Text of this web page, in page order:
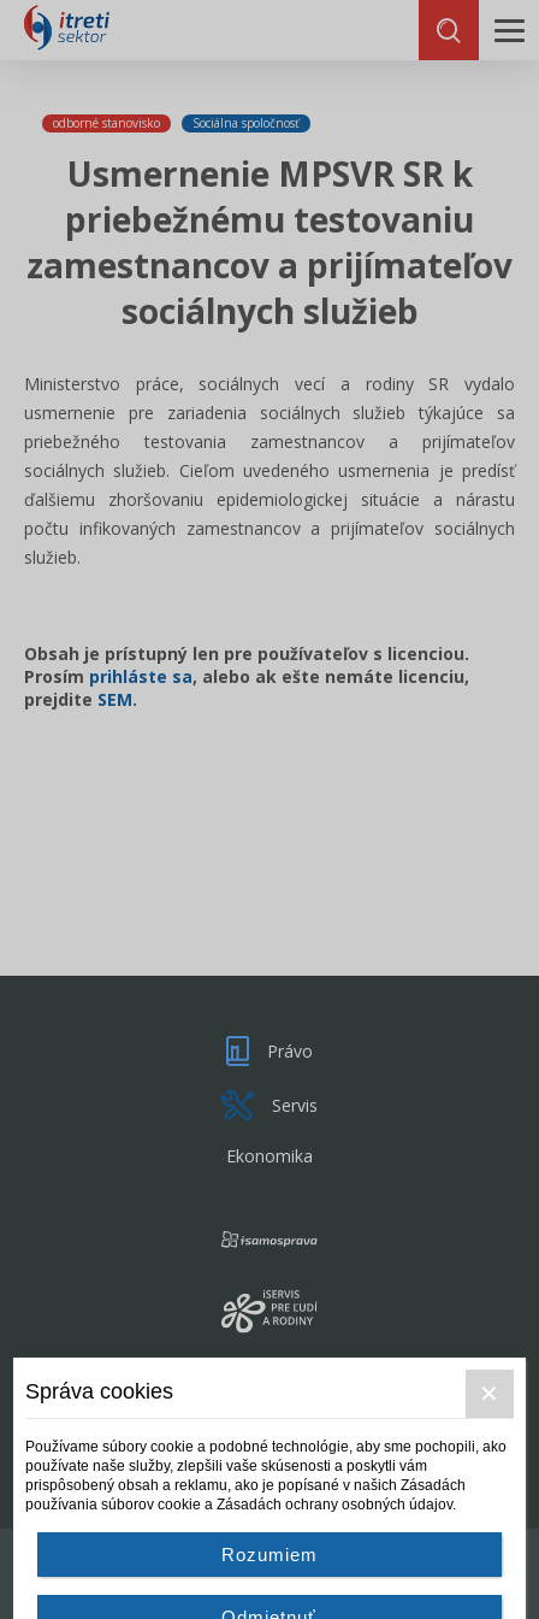
odborné stanovisko Sociálna spoločnosť
Usmernenie MPSVR SR k
priebežnému testovaniu
zamestnancov a prijímateľov
sociálnych služieb
Ministerstvo práce, sociálnych vecí a rodiny SR vydalo
usmernenie pre zariadenia sociálnych služieb týkajúce sa
priebežného testovania zamestnancov a prijímateľov
sociálnych služieb. Cieľom uvedeného usmernenia je predísť
ďalšiemu zhoršovaniu epidemiologickej situácie a nárastu
počtu infikovaných zamestnancov a prijímateľov sociálnych
služieb.
Obsah je prístupný len pre používateľov s licenciou.
Prosím prihláste sa, alebo ak ešte nemáte licenciu,
prejdite SEM.
Právo
Servis
Ekonomika
Kontakt
Všeobecné podmienky
Správa cookies
Používame súbory cookie a podobné technológie, aby sme pochopili, ako
používate naše služby, zlepšili vaše skúsenosti a poskytli vám
prispôsobený obsah a reklamu, ako je popísané v našich Zásadách
používania súborov cookie a Zásadách ochrany osobných údajov.
Rozumiem